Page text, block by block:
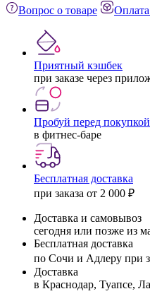
Вопрос о товаре
Оплата
Приятный кэшбек
при заказе через
Пробуй перед покупкой
в фитнес-баре
Бесплатная доставка
при заказа от 2 000 ₽
Доставка и самовывоз
сегодня или позже из
Бесплатная доставка
по Сочи и Адлеру при
Доставка
в Краснодар, Туапсе,